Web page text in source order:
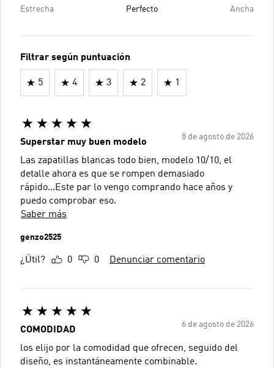
Estrecha Perfecto Ancha
Filtrar según puntuación
5 4 3 2 1
8 de agosto de 2026
Superstar muy buen modelo
Las zapatillas blancas todo bien, modelo 10/10, el
detalle ahora es que se rompen demasiado
rápido...Este par lo vengo comprando hace años y
puedo comprobar eso.
Saber más
genzo2525
¿Útil? 0 0 Denunciar comentario
6 de agosto de 2026
COMODIDAD
los elijo por la comodidad que ofrecen, seguido del
diseño, es instantáneamente combinable.